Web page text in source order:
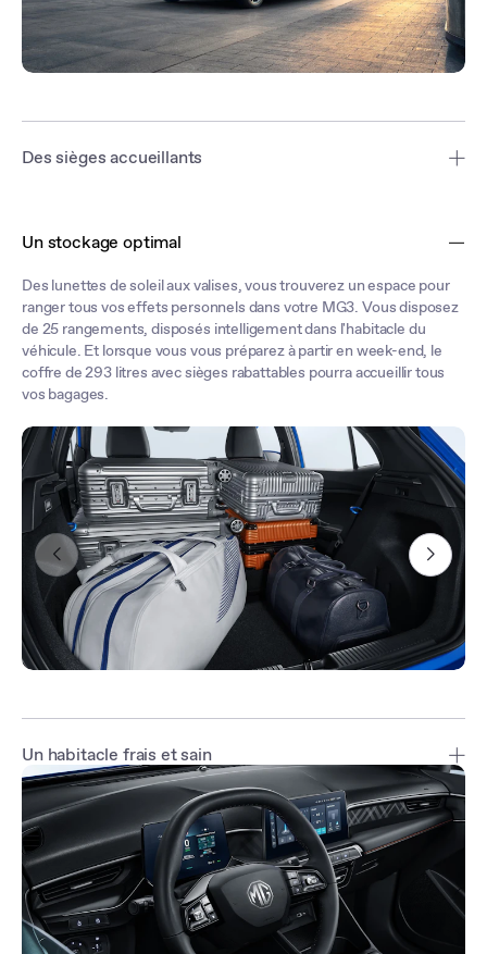
Des sièges accueillants
nombreux réglages des sièges et aux sièges avant chauffants*,
*Sur finition Luxury
Un stockage optimal
Des lunettes de soleil aux valises, vous trouverez un espace pour
ranger tous vos effets personnels dans votre MG3. Vous disposez
de 25 rangements, disposés intelligement dans l'habitacle du
véhicule. Et lorsque vous vous préparez à partir en week-end, le
coffre de 293 litres avec sièges rabattables pourra accueillir tous
vos bagages.
Un habitacle frais et sain
Avec son système de climatisation automatique, la température
de l'habitacle de la MG3 s'ajuste intelligemment pour que vous
soyez toujours à l'aise. Pendant ce temps, le filtre PM2.5 bloque
les polluants et les odeurs pour un habitacle toujours frais et sain.